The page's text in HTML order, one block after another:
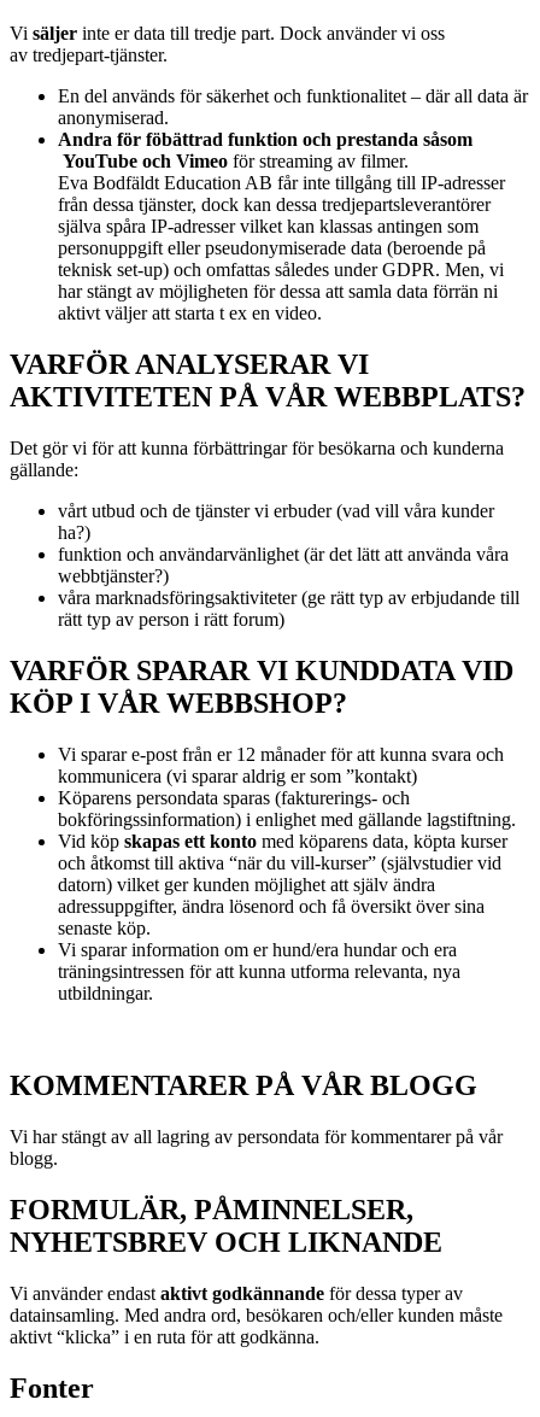
Vi säljer inte er data till tredje part. Dock använder vi oss
av tredjepart-tjänster.
En del används för säkerhet och funktionalitet – där all data är
anonymiserad.
Andra för föbättrad funktion och prestanda såsom
YouTube och Vimeo för streaming av filmer.
Eva Bodfäldt Education AB får inte tillgång till IP-adresser
från dessa tjänster, dock kan dessa tredjepartsleverantörer
själva spåra IP-adresser vilket kan klassas antingen som
personuppgift eller pseudonymiserade data (beroende på
teknisk set-up) och omfattas således under GDPR. Men, vi
har stängt av möjligheten för dessa att samla data förrän ni
aktivt väljer att starta t ex en video.
VARFÖR ANALYSERAR VI
AKTIVITETEN PÅ VÅR WEBBPLATS?
Det gör vi för att kunna förbättringar för besökarna och kunderna
gällande:
vårt utbud och de tjänster vi erbuder (vad vill våra kunder
ha?)
funktion och användarvänlighet (är det lätt att använda våra
webbtjänster?)
våra marknadsföringsaktiviteter (ge rätt typ av erbjudande till
rätt typ av person i rätt forum)
VARFÖR SPARAR VI KUNDDATA VID
KÖP I VÅR WEBBSHOP?
Vi sparar e-post från er 12 månader för att kunna svara och
kommunicera (vi sparar aldrig er som ”kontakt)
Köparens persondata sparas (fakturerings- och
bokföringssinformation) i enlighet med gällande lagstiftning.
Vid köp skapas ett konto med köparens data, köpta kurser
och åtkomst till aktiva “när du vill-kurser” (självstudier vid
datorn) vilket ger kunden möjlighet att själv ändra
adressuppgifter, ändra lösenord och få översikt över sina
senaste köp.
Vi sparar information om er hund/era hundar och era
träningsintressen för att kunna utforma relevanta, nya
utbildningar.
KOMMENTARER PÅ VÅR BLOGG
Vi har stängt av all lagring av persondata för kommentarer på vår
blogg.
FORMULÄR, PÅMINNELSER,
NYHETSBREV OCH LIKNANDE
Vi använder endast aktivt godkännande för dessa typer av
datainsamling. Med andra ord, besökaren och/eller kunden måste
aktivt “klicka” i en ruta för att godkänna.
Fonter